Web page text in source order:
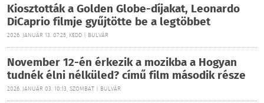
Kiosztották a Golden Globe-díjakat, Leonardo
DiCaprio filmje gyűjtötte be a legtöbbet
2026. JANUÁR 13. 07:25, KEDD | BULVÁR
November 12-én érkezik a mozikba a Hogyan
tudnék élni nélküled? című film második része
2026. JANUÁR 03. 10:13, SZOMBAT | BULVÁR